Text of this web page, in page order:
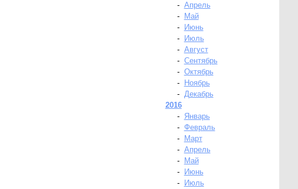
- Апрель
-
Май
-
Июнь
-
Июль
- Август
- Сентябрь
- Октябрь
-
Ноябрь
- Декабрь
2016
-
Январь
- Февраль
-
Март
- Апрель
-
Май
-
Июнь
-
Июль